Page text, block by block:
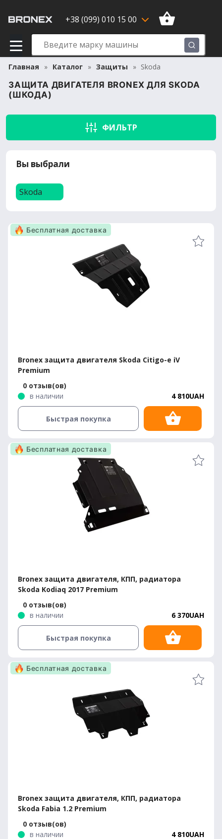
+38 (099) 010 15 00
Главная Каталог Защиты Skoda
ЗАЩИТА ДВИГАТЕЛЯ BRONEX ДЛЯ SKODA
(ШКОДА)
ФИЛЬТР
Вы выбрали
Skoda
Bronex защита двигателя Skoda Citigo-e iV
Premium
0 отзыв(ов)
в наличии
4 810UAH
Бесплатная доставка
Быстрая покупка
Bronex защита двигателя, КПП, радиатора
Skoda Kodiaq 2017 Premium
0 отзыв(ов)
в наличии
6 370UAH
Бесплатная доставка
Быстрая покупка
Bronex защита двигателя, КПП, радиатора
Skoda Fabia 1.2 Premium
0 отзыв(ов)
в наличии
4 810UAH
Бесплатная доставка